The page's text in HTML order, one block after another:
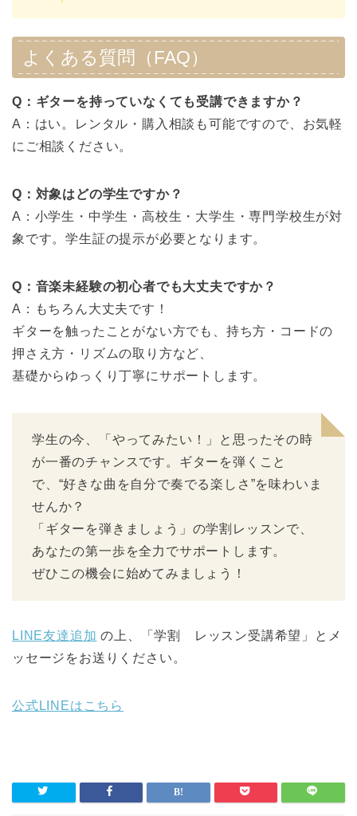
よくある質問（FAQ）
Q：ギターを持っていなくても受講できますか？
A：はい。レンタル・購入相談も可能ですので、お気軽
にご相談ください。
Q：対象はどの学生ですか？
A：小学生・中学生・高校生・大学生・専門学校生が対
象です。学生証の提示が必要となります。
Q：音楽未経験の初心者でも大丈夫ですか？
A：もちろん大丈夫です！
ギターを触ったことがない方でも、持ち方・コードの
押さえ方・リズムの取り方など、
基礎からゆっくり丁寧にサポートします。
学生の今、「やってみたい！」と思ったその時
が一番のチャンスです。ギターを弾くこと
で、“好きな曲を自分で奏でる楽しさ”を味わいま
せんか？
「ギターを弾きましょう」の学割レッスンで、
あなたの第一歩を全力でサポートします。
ぜひこの機会に始めてみましょう！
LINE友達追加 の上、「学割 レッスン受講希望」とメ
ッセージをお送りください。
公式LINEはこちら